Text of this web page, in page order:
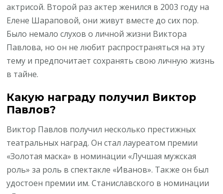
актрисой. Второй раз актер женился в 2003 году на
Елене Шараповой, они живут вместе до сих пор.
Было немало слухов о личной жизни Виктора
Павлова, но он не любит распространяться на эту
тему и предпочитает сохранять свою личную жизнь
в тайне.
Какую награду получил Виктор
Павлов?
Виктор Павлов получил несколько престижных
театральных наград. Он стал лауреатом премии
«Золотая маска» в номинации «Лучшая мужская
роль» за роль в спектакле «Иванов». Также он был
удостоен премии им. Станиславского в номинации